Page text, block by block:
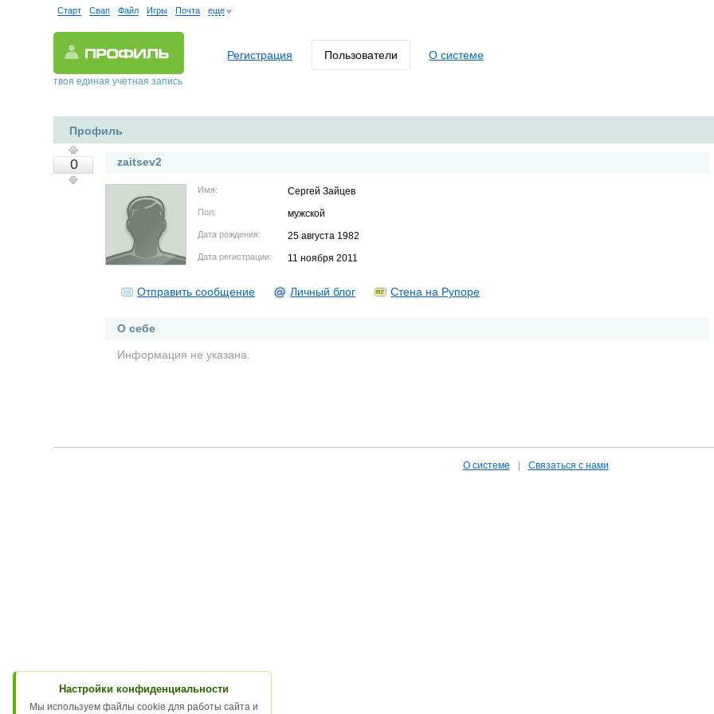
Старт Свап Файл Игры Почта еще
твоя единая учетная запись
Регистрация Пользователи О системе
Профиль
0 zaitsev2
Имя: Сергей Зайцев
Пол: мужской
Дата рождения: 25 августа 1982
Дата регистрации: 11 ноября 2011
Отправить сообщение Личный блог Стена на Рупоре
О себе
Информация не указана.
О системе Связаться с нами
Настройки конфиденциальности
Мы используем файлы cookie для работы сайта и